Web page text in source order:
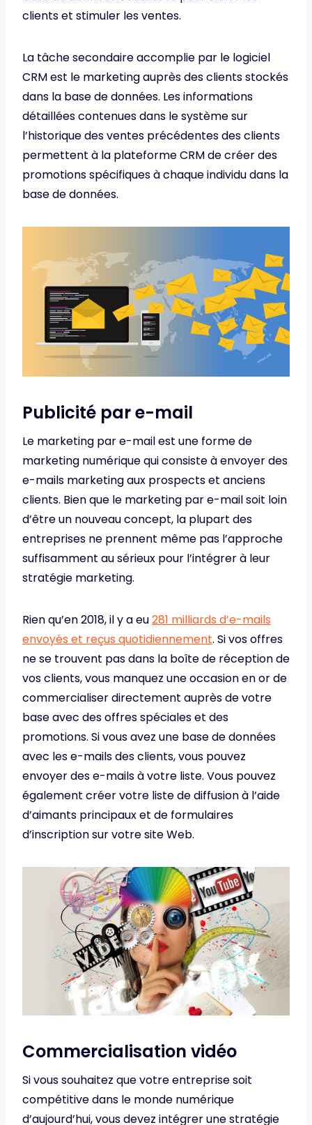
clients et stimuler les ventes.
La tâche secondaire accomplie par le logiciel
CRM est le marketing auprès des clients stockés
dans la base de données. Les informations
détaillées contenues dans le système sur
l’historique des ventes précédentes des clients
permettent à la plateforme CRM de créer des
promotions spécifiques à chaque individu dans la
base de données.
Publicité par e-mail
Le marketing par e-mail est une forme de
marketing numérique qui consiste à envoyer des
e-mails marketing aux prospects et anciens
clients. Bien que le marketing par e-mail soit loin
d’être un nouveau concept, la plupart des
entreprises ne prennent même pas l’approche
suffisamment au sérieux pour l’intégrer à leur
stratégie marketing.
Rien qu’en 2018, il y a eu281 milliards d’e-mails
envoyés et reçus quotidiennement. Si vos offres
ne se trouvent pas dans la boîte de réception de
vos clients, vous manquez une occasion en or de
commercialiser directement auprès de votre
base avec des offres spéciales et des
promotions. Si vous avez une base de données
avec les e-mails des clients, vous pouvez
envoyer des e-mails à votre liste. Vous pouvez
également créer votre liste de diffusion à l’aide
d’aimants principaux et de formulaires
d’inscription sur votre site Web.
Commercialisation vidéo
Si vous souhaitez que votre entreprise soit
compétitive dans le monde numérique
d’aujourd’hui, vous devez intégrer une stratégie